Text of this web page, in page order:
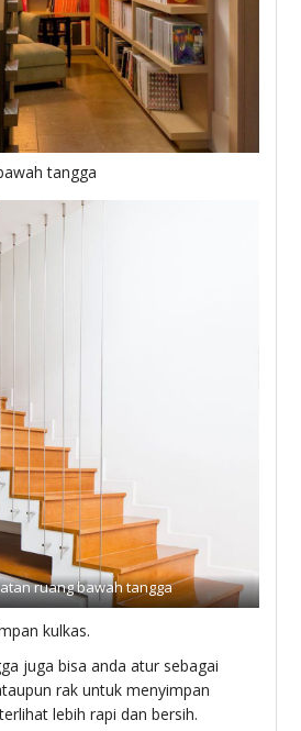
tangga
ruang bawah tangga
kulkas.
juga bisa anda atur sebagai
rak untuk menyimpan
lebih rapi dan bersih.